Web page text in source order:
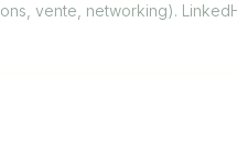
vente, networking).